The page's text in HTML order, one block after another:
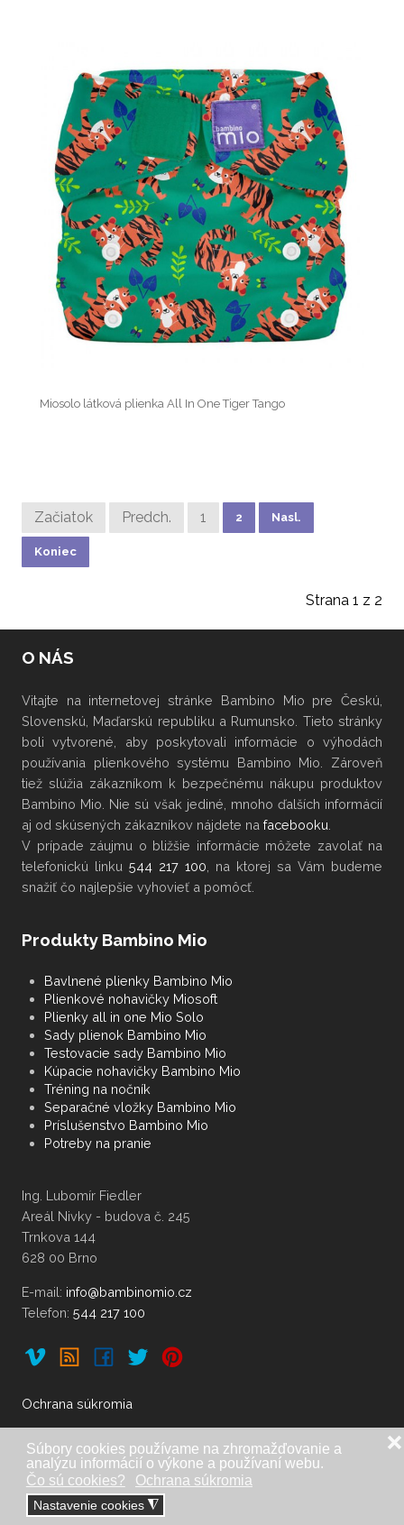
Súbory cookies používame na zhromažďovanie a
analýzu informácií o výkone a používaní webu.
Čo sú cookies?
Ochrana súkromia
Nastavenie cookies ◮
❌
Miosolo látková plienka All In One Tiger Tango
Začiatok Predch. 1 2 Nasl.
Koniec
Strana 1 z 2
O NÁS
Vitajte na internetovej stránke Bambino Mio pre Českú,
Slovenskú, Maďarskú republiku a Rumunsko. Tieto stránky
boli vytvorené, aby poskytovali informácie o výhodách
používania plienkového systému Bambino Mio. Zároveň
tiež slúžia zákazníkom k bezpečnému nákupu produktov
Bambino Mio. Nie sú však jediné, mnoho ďalších informácií
aj od skúsených zákazníkov nájdete na facebooku
V prípade záujmu o bližšie informácie môžete zavolať na
telefonickú linku 544 217 100 , na ktorej sa Vám budeme
snažiť čo najlepšie vyhovieť a pomôcť.
Produkty Bambino Mio
Bavlnené plienky Bambino Mio
Plienkové nohavičky Miosoft
Plienky all in one Mio Solo
Sady plienok Bambino Mio
Testovacie sady Bambino Mio
Kúpacie nohavičky Bambino Mio
Tréning na nočník
Separačné vložky Bambino Mio
Príslušenstvo Bambino Mio
Potreby na pranie
Ing. Lubomír Fiedler
Areál Nivky - budova č. 245
Trnkova 144
628 00 Brno
E-mail:
Telefon: 544 217 100
Ochrana súkromia
Dovoz, distribúcia a copyright: Ing. Lubomír Fiedler, Brno. |
Telefon:548 212 335
100|